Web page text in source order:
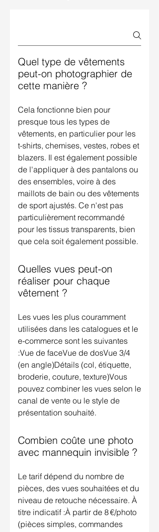
Quel type de vêtements
peut-on photographier de
cette manière ?
Cela fonctionne bien pour
presque tous les types de
vêtements, en particulier pour les
t-shirts, chemises, vestes, robes et
blazers. Il est également possible
de l'appliquer à des pantalons ou
des ensembles, voire à des
maillots de bain ou des vêtements
de sport ajustés. Ce n'est pas
particulièrement recommandé
pour les tissus transparents, bien
que cela soit également possible.
Quelles vues peut-on
réaliser pour chaque
vêtement ?
Les vues les plus couramment
utilisées dans les catalogues et le
e-commerce sont les suivantes
:Vue de faceVue de dosVue 3/4
(en angle)Détails (col, étiquette,
broderie, couture, texture)Vous
pouvez combiner les vues selon le
canal de vente ou le style de
présentation souhaité.
Combien coûte une photo
avec mannequin invisible ?
Le tarif dépend du nombre de
pièces, des vues souhaitées et du
niveau de retouche nécessaire. À
titre indicatif :À partir de 8 €/photo
(pièces simples, commandes